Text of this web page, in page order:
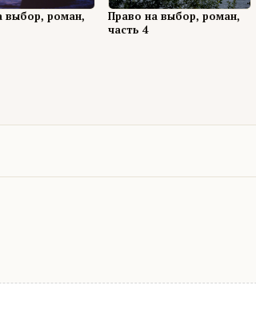
выбор, роман,
Право на выбор, роман,
часть 4